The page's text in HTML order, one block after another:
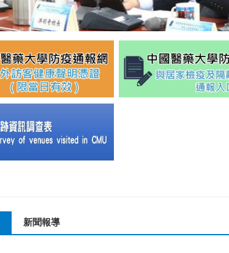
(作用中頁籤)
新聞報導